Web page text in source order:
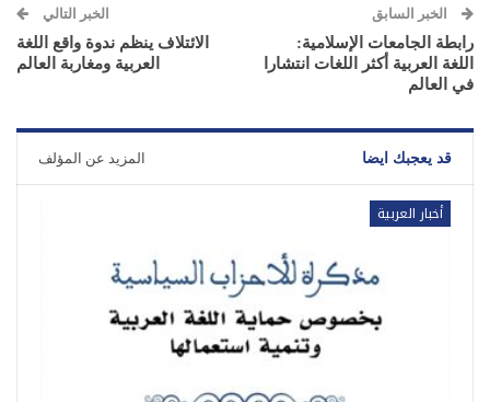
الخبر السابق
رابطة الجامعات الإسلامية:
اللغة العربية أكثر اللغات انتشارا
في العالم
الخبر التالي
الائتلاف ينظم ندوة واقع اللغة
العربية ومغاربة العالم
قد يعجبك ايضا المزيد عن المؤلف
أخبار العربية